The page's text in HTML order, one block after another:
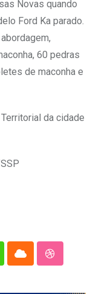
Novas quando
Ford Ka parado.
60 pedras
de maconha e
da cidade
Cloud